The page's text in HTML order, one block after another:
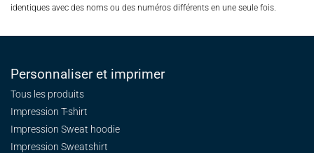
identiques avec des noms ou des numéros différents en une seule fois.
Personnaliser et imprimer
Tous les produits
Impression T-shirt
Impression Sweat hoodie
Impression Sweatshirt